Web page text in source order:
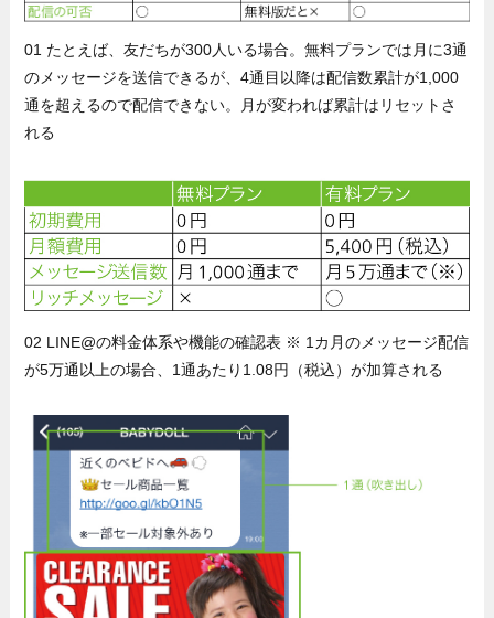
01 たとえば、友だちが300人いる場合。無料プランでは月に3通
のメッセージを送信できるが、4通目以降は配信数累計が1,000
通を超えるので配信できない。月が変われば累計はリセットさ
れる
02 LINE@の料金体系や機能の確認表 ※ 1カ月のメッセージ配信
が5万通以上の場合、1通あたり1.08円（税込）が加算される